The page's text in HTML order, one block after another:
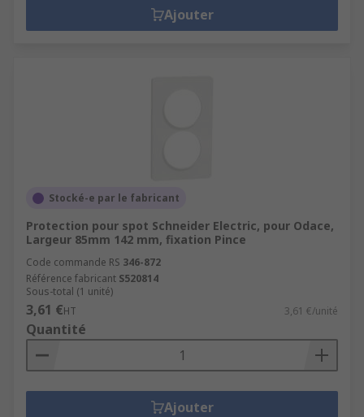
Ajouter
Stocké-e par le fabricant
Protection pour spot Schneider Electric, pour Odace,
Largeur 85mm 142 mm, fixation Pince
Code commande RS 346-872
Référence fabricant S520814
Sous-total (1 unité)
3,61 €HT 3,61 €/unité
Quantité
Ajouter